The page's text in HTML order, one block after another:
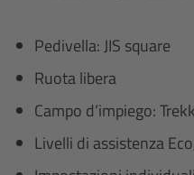
Pedivella: JIS square
Ruota libera
Campo d’impiego:
Livelli di assistenza